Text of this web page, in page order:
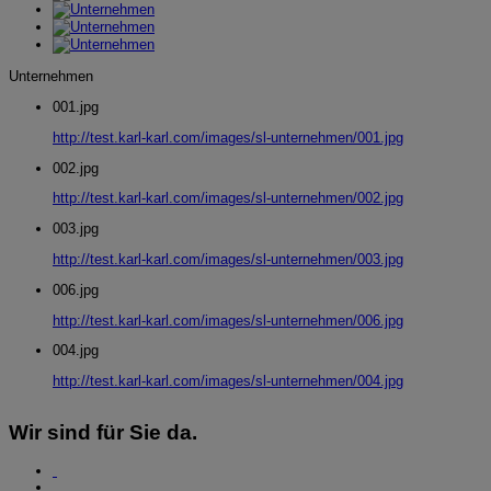
Unternehmen
001.jpg
http://test.karl-karl.com/images/sl-unternehmen/001.jpg
002.jpg
http://test.karl-karl.com/images/sl-unternehmen/002.jpg
003.jpg
http://test.karl-karl.com/images/sl-unternehmen/003.jpg
006.jpg
http://test.karl-karl.com/images/sl-unternehmen/006.jpg
004.jpg
http://test.karl-karl.com/images/sl-unternehmen/004.jpg
Wir sind für Sie da.